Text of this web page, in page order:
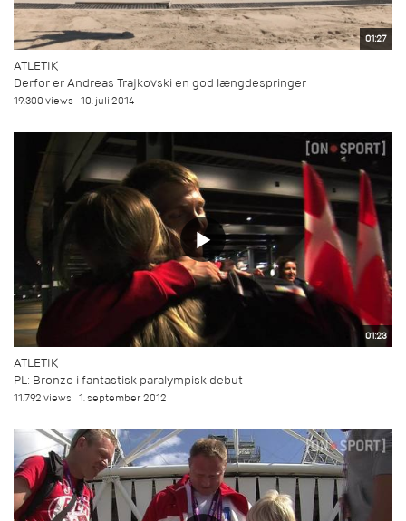
01:27
ATLETIK
Derfor er Andreas Trajkovski en god længdespringer
19.300 views 10. juli 2014
01:23
ATLETIK
PL: Bronze i fantastisk paralympisk debut
11.792 views 1. september 2012